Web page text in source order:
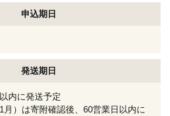
申込期日
発送期日
内に発送予定
月）は寄附確認後、60営業日以内に